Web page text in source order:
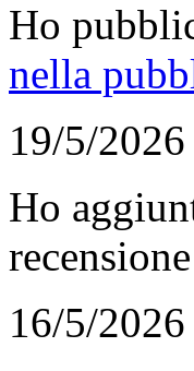
Ho
nella
19/5/2026
Ho
16/5/2026